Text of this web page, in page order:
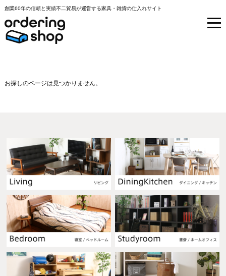
創業60年の信頼と実績不二貿易が運営する家具・雑貨の仕入れサイト
お探しのページは見つかりません。